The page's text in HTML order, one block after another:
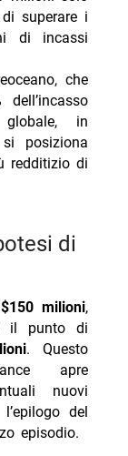
superare i
di incassi
che
in
posiziona
redditizio di
$150 milioni,
il punto di
. Questo
apre
nuovi
del
episodio.